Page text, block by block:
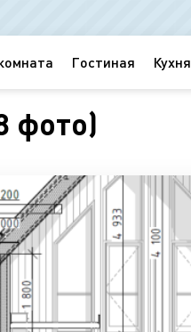
Гостиная Кухня
фото)